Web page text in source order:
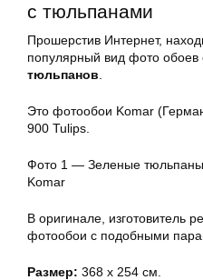
с тюльпанами
Прошерстив Интернет,
популярный вид фото обоев
тюльпанов
Это фотообои Komar
900 Tulips.
Фото 1 — Зеленые
Komar
В оригинале, изготовитель
фотообои с подобными
Размер: 368 x 254 см.